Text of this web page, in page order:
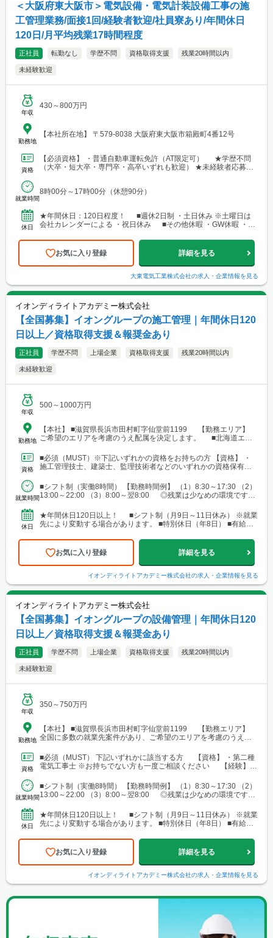
＜大阪府東大阪市＞電気設備・電気計装設備工事の施
工管理業務/面接1回/経験者歓迎/社員寮あり/年間休日
120日/月平均残業17時間程度
正社員 転勤なし 学歴不問 資格取得支援 残業20時間以内
未経験歓迎
年収
430～800万円
勤務地
【本社所在地】 〒579-8038 大阪府東大阪市箱殿町4番12号
資格
【必須資格】 ・普通自動車運転免許（AT限定可） ★学歴不問
（大卒・短大卒・専門卒・高卒いずれも歓迎） ★未経験者応募可
就業時間
8時00分～17時00分（休憩90分）
休日
★年間休日：120日程度！ ■週休2日制 ・土日休み ※土曜日は
会社カレンダーによる ・祝日休み ■その他休暇 ・GW休暇 ・夏
お気に入り登録 詳細を見る
大東電気工業株式会社の求人・企業情報を見る
イオンディライトアカデミー株式会社
【全国募集】イオングループの施工管理｜年間休日120
日以上／資格取得支援＆報奨金あり
正社員 学歴不問 上場企業 資格取得支援 残業20時間以内
未経験歓迎
年収
500～1000万円
勤務地
【本社】 ■滋賀県長浜市田村町字仙堂前1199 【勤務エリア】
ご希望のエリアを考慮のうえ配属を決定します。 ■北海道エリ
ア └勤務地例：宮城県仙台市宮城野区榴岡3-4-1 ■北陸信越エリ
ア └勤務地例：新潟県新潟市中央区笹口1-2 ■関東エリア └勤務
地例：東京都千代田区神田錦町1-1-1 ■東海エリア └勤務地例：
地例：大阪府大阪市中央区南船場2-3-2 ■中国・四国エリア └勤
務地例：広島県広島市南区段原南1-3-52 ■九州エリア └勤務地
業務を担当いただく際、現場によっては、自宅または現場付近の
ホテルから直行直帰をお願いする場合があります。
資格
■必須（MUST）※下記いずれかの資格をお持ちの方 【資格】 ・
施工管理技士、建築士、監理技術者などのいずれかの資格保有者
就業時間
■シフト制（実働8時間） 【勤務時間例】 （1）8:30～17:30 （2）
13:00～22:00 （3）8:00～翌8:00 ◎残業は少なめの環境です。
休日
★年間休日120日以上！ ■シフト制（月9日～11日休み） ※就業
先により変動する場合があります。 ■特別休日（年8日） ■有給休
お気に入り登録 詳細を見る
イオンディライトアカデミー株式会社の求人・企業情報を見る
イオンディライトアカデミー株式会社
【全国募集】イオングループの設備管理｜年間休日120
日以上／資格取得支援＆報奨金あり
正社員 学歴不問 上場企業 資格取得支援 残業20時間以内
未経験歓迎
年収
350～750万円
勤務地
【本社】 ■滋賀県長浜市田村町字仙堂前1199 【勤務エリア】
全国に多数の就業先案件があり、ご希望のエリアを考慮のうえ配
す。 ■北海道 ■東北 └仙台市 ■関東 └東京23区 └町田・立
川・調布・西東京 └横浜・川崎・相模原・海老名・厚木 └千葉・
船橋・市川・柏・浦安・市原 └さいたま・川越・越谷・久喜・三
橋・岡崎・長久手・日進・稲沢・清須・小牧 └岐阜・各務原 └
津・四日市・桑名・志摩 └静岡・浜松・沼津・御殿場 ■関西 └
和泉・泉南 └神戸市・西宮・尼崎・姫路・加古川 └京都市・長岡
京・舞鶴・木津・木津川・城陽・京田辺・福知山・綾部・八幡 └
└奈良市・橿原・大和郡山 ■中四国 └広島市（安佐南区・南
区）・福山 └岡山・倉敷・津山
資格
■必須（MUST） 下記いずれかに該当する方 【資格】 ・第二種
電気工事士 ※お持ちでない方も一度ご相談ください 【経験】
就業時間
■シフト制（実働8時間） 【勤務時間例】 （1）8:30～17:30 （2）
13:00～22:00 （3）8:00～翌8:00 ◎残業は少なめの環境です。
休日
★年間休日120日以上！ ■シフト制（月9日～11日休み） ※就業
先により変動する場合があります。 ■特別休日（年8日） ■有給休
お気に入り登録 詳細を見る
イオンディライトアカデミー株式会社の求人・企業情報を見る